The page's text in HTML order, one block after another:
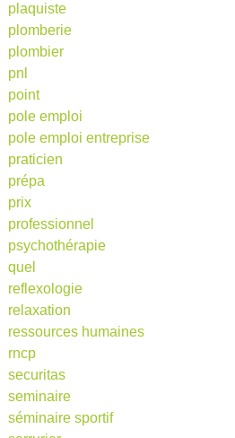
plaquiste
plomberie
plombier
pnl
point
pole emploi
pole emploi entreprise
praticien
prépa
prix
professionnel
psychothérapie
quel
reflexologie
relaxation
ressources humaines
rncp
securitas
seminaire
séminaire sportif